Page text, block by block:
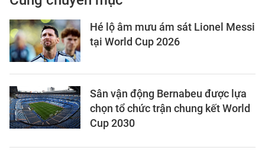
Hé lộ âm mưu ám sát Lionel Messi
tại World Cup 2026
Sân vận động Bernabeu được lựa
chọn tổ chức trận chung kết World
Cup 2030